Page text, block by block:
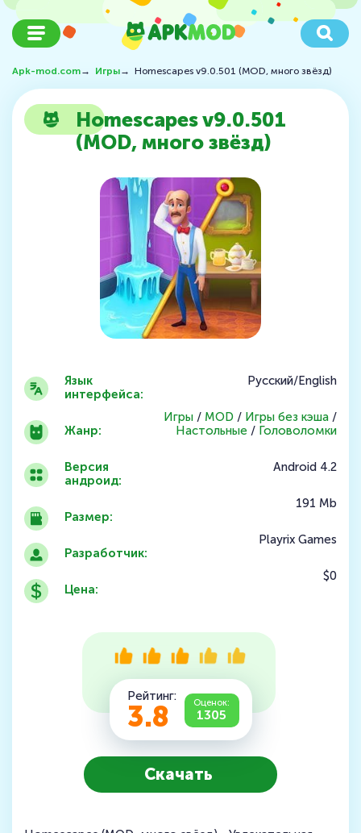
Apk-mod.com→ Игры→ Homescapes v9.0.501 (MOD, много звёзд)
Homescapes v9.0.501
(MOD, много звёзд)
Язык
интерфейса:
Жанр:
Версия
андроид:
Размер:
Разработчик:
Цена:
Русский/English
Игры / MOD / Игры без кэша /
Настольные / Головоломки
Android 4.2
191 Mb
Playrix Games
$0
Рейтинг:
3.8 Оценок:
1305
Скачать